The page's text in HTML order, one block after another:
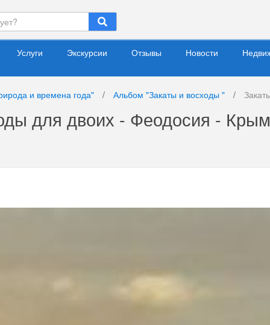
Услуги Экскурсии Отзывы Новости
и времена года" / Альбом "Закаты и восходы " /
для двоих - Феодосия - Крым